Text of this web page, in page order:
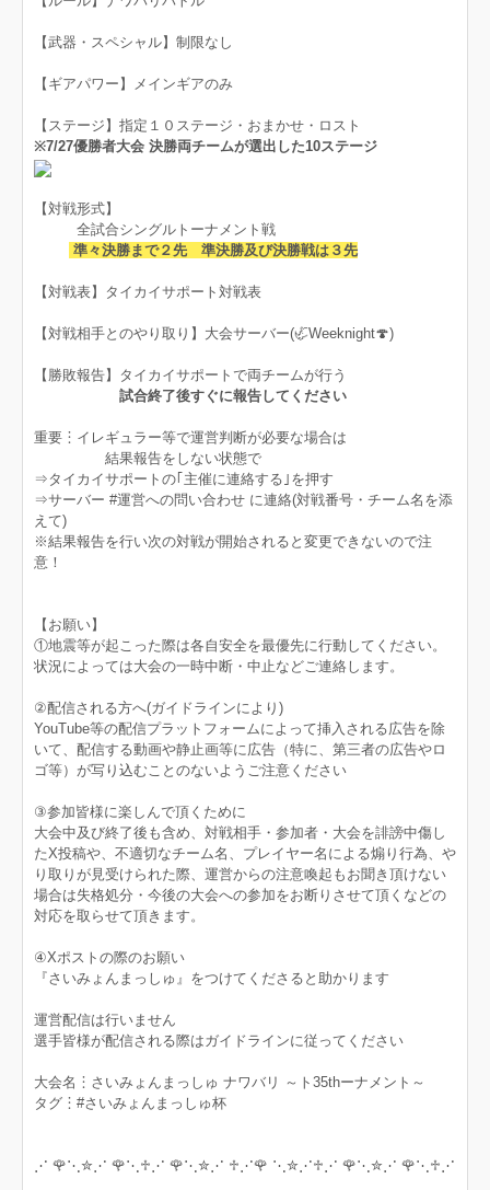
【武器・スペシャル】制限なし
【ギアパワー】メインギアのみ
【ステージ】指定１０ステージ・おまかせ・ロスト
※7/27優勝者大会 決勝両チームが選出した10ステージ
【対戦形式】
全試合シングルトーナメント戦
準々決勝まで２先 準決勝及び決勝戦は３先
【対戦表】タイカイサポート対戦表
【対戦相手とのやり取り】大会サーバー(🦏Weeknight🍄)
【勝敗報告】タイカイサポートで両チームが行う
試合終了後すぐに報告してください
重要︙イレギュラー等で運営判断が必要な場合は
結果報告をしない状態で
⇒タイカイサポートの｢主催に連絡する｣を押す
⇒サーバー #運営への問い合わせ に連絡(対戦番号・チーム名を添
えて)
※結果報告を行い次の対戦が開始されると変更できないので注
意！
【お願い】
①地震等が起こった際は各自安全を最優先に行動してください。
状況によっては大会の一時中断・中止などご連絡します。
②配信される方へ(ガイドラインにより)
YouTube等の配信プラットフォームによって挿入される広告を除
いて、配信する動画や静止画等に広告（特に、第三者の広告やロ
ゴ等）が写り込むことのないようご注意ください
③参加皆様に楽しんで頂くために
大会中及び終了後も含め、対戦相手・参加者・大会を誹謗中傷し
たX投稿や、不適切なチーム名、プレイヤー名による煽り行為、や
り取りが見受けられた際、運営からの注意喚起もお聞き頂けない
場合は失格処分・今後の大会への参加をお断りさせて頂くなどの
対応を取らせて頂きます。
④Xポストの際のお願い
『さいみょんまっしゅ』をつけてくださると助かります
運営配信は行いません
選手皆様が配信される際はガイドラインに従ってください
大会名︙さいみょんまっしゅ ナワバリ ～ト35thーナメント～
タグ︙#さいみょんまっしゅ杯
⋰ 🌹⋱✮⋰ 🌹⋱♱⋰ 🌹⋱✮⋰ ♱⋰🌹 ⋱✮⋰♱⋰ 🌹⋱✮⋰ 🌹⋱♱⋰